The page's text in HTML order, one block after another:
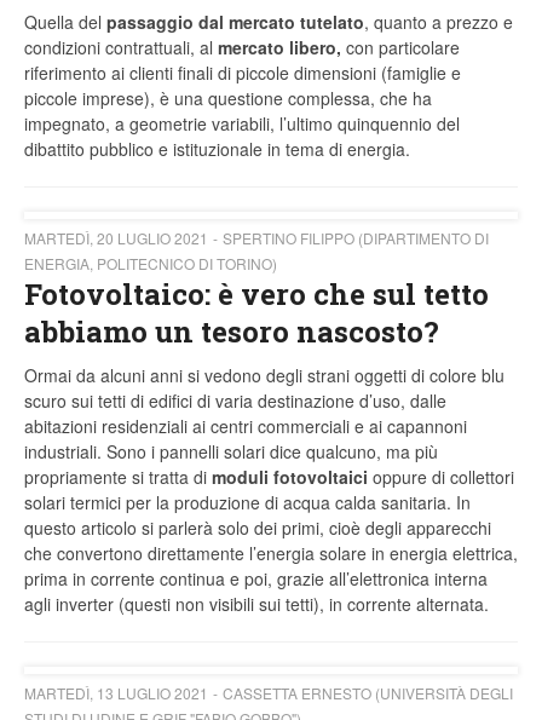
Quella del passaggio dal mercato tutelato, quanto a prezzo e
condizioni contrattuali, al mercato libero, con particolare
riferimento ai clienti finali di piccole dimensioni (famiglie e
piccole imprese), è una questione complessa, che ha
impegnato, a geometrie variabili, l’ultimo quinquennio del
dibattito pubblico e istituzionale in tema di energia.
MARTEDÌ, 20 LUGLIO 2021
SPERTINO FILIPPO (DIPARTIMENTO DI
ENERGIA, POLITECNICO DI TORINO)
Fotovoltaico: è vero che sul tetto
abbiamo un tesoro nascosto?
Ormai da alcuni anni si vedono degli strani oggetti di colore blu
scuro sui tetti di edifici di varia destinazione d’uso, dalle
abitazioni residenziali ai centri commerciali e ai capannoni
industriali. Sono i pannelli solari dice qualcuno, ma più
propriamente si tratta di moduli fotovoltaici oppure di collettori
solari termici per la produzione di acqua calda sanitaria. In
questo articolo si parlerà solo dei primi, cioè degli apparecchi
che convertono direttamente l’energia solare in energia elettrica,
prima in corrente continua e poi, grazie all’elettronica interna
agli inverter (questi non visibili sui tetti), in corrente alternata.
MARTEDÌ, 13 LUGLIO 2021
CASSETTA ERNESTO (UNIVERSITÀ DEGLI